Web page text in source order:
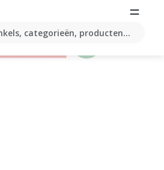
categorieën, producten...